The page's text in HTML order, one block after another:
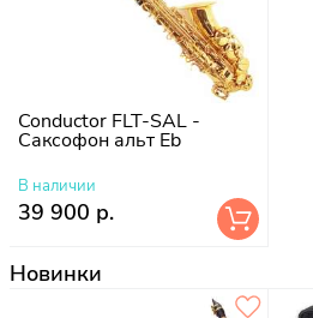
Conductor FLT-SAL -
Саксофон альт Eb
В наличии
39 900 р.
Новинки